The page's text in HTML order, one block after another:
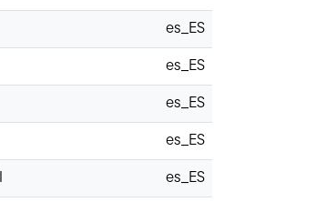
es_ES
es_ES
es_ES
es_ES
es_ES